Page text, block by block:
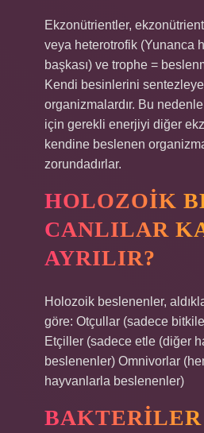
Ekzonütrientler,
veya heterotrofik (Yunanca
başkası) ve trophe =
Kendi besinlerini
organizmalardır. Bu
için gerekli enerjiyi diğer
kendine beslenen
zorundadırlar.
HOLOZOIK
CANLILAR
AYRILIR?
Holozoik beslenenler,
göre: Otçullar (sadece
Etçiller (sadece etle (diğer
beslenenler) Omnivorlar
hayvanlarla beslenenler)